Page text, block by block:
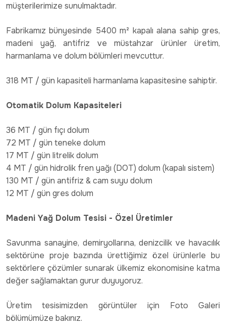
müşterilerimize sunulmaktadır.
Fabrikamız bünyesinde 5400 m² kapalı alana sahip gres,
madeni yağ, antifriz ve müstahzar ürünler üretim,
harmanlama ve dolum bölümleri mevcuttur.
318 MT / gün kapasiteli harmanlama kapasitesine sahiptir.
Otomatik Dolum Kapasiteleri
36 MT / gün fıçı dolum
72 MT / gün teneke dolum
17 MT / gün litrelik dolum
4 MT / gün hidrolik fren yağı (DOT) dolum (kapalı sistem)
130 MT / gün antifriz & cam suyu dolum
12 MT / gün gres dolum
Madeni Yağ Dolum Tesisi - Özel Üretimler
Savunma sanayine, demiryollarına, denizcilik ve havacılık
sektörüne proje bazında ürettiğimiz özel ürünlerle bu
sektörlere çözümler sunarak ülkemiz ekonomisine katma
değer sağlamaktan gurur duyuyoruz.
Üretim tesisimizden görüntüler için Foto Galeri
bölümümüze bakınız.